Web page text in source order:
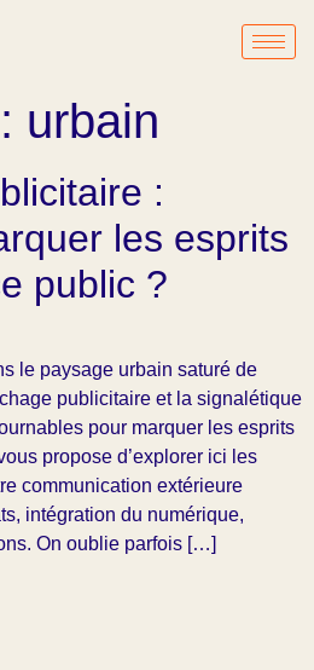
urbain
:
les esprits
public ?
le paysage urbain saturé de
publicitaire et la signalétique
pour marquer les esprits
propose d’explorer ici les
communication extérieure
intégration du numérique,
On oublie parfois […]